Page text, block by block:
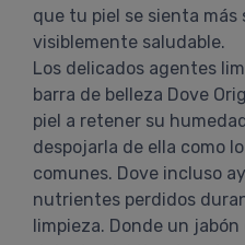
que tu piel se sienta más
visiblemente saludable.
Los delicados agentes
barra de belleza Dove
piel a retener su
despojarla de ella como
comunes. Dove incluso
nutrientes perdidos
limpieza. Donde un